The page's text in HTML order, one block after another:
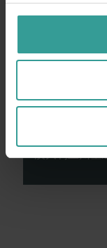
传统守护者
们尊重西澳大
与土地、文
赏原住民世
澳大利亚州塑